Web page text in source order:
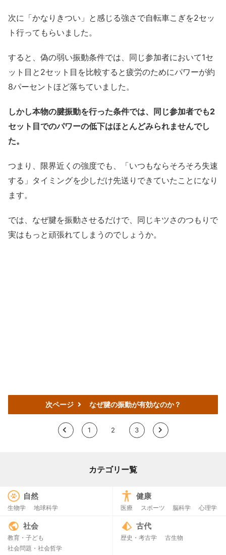
次に「かなりきつい」と感じる強さで自転車こぎを2セッ
ト行ってもらいました。
すると、偽の弱い振動条件では、同じ参加者において1セ
ット目と2セット目を比較すると疲労のためにパワーが約
8パーセントほど落ちていました。
しかし本物の腱振動を行った条件では、同じ参加者でも2
セット目でのパワーの低下はほとんどみられませんでし
た。
つまり、限界近くの強度でも、「いつもならそろそろ失速
する」タイミングを少しだけ先送りできていたことになり
ます。
では、なぜ腱を振動させるだけで、同じキツさのつもりで
実はもっと頑張れてしまうのでしょうか。
次ページ なぜ腱の振動が有効なのか？
< 1 2 3 >
カテゴリー覧
自然
生物学 地球科学
健康
医療 スポーツ 脳科学 心理学
社会
教育・子ども
社会問題・社会哲学
古代
歴史・考古学 古生物